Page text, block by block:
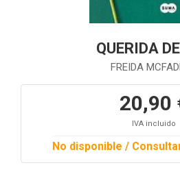
QUERIDA
FREIDA
20,90
IVA incluido
No disponible /